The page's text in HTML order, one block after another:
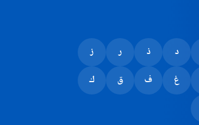
د ذ ر
ز
غ ف ق
ك